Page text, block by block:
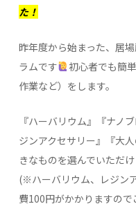
た！
昨年度から始まった、居
ラムです
初心者でも簡
作業など）をします。
『ハーバリウム』『ナノ
ジンアクセサリー』『大
きなものを選んでいただけ
(※ハーバリウム、レジン
費100円がかかりますの